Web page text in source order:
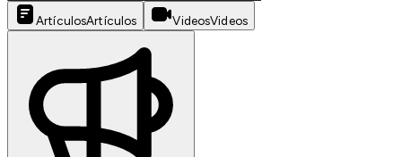
ArtículosArtículos VideosVideos